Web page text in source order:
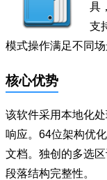
具
支
模式操作满足不同场
核心优势
该软件采用本地化
响应。64位架构优
文档。独创的多选
段落结构完整性。